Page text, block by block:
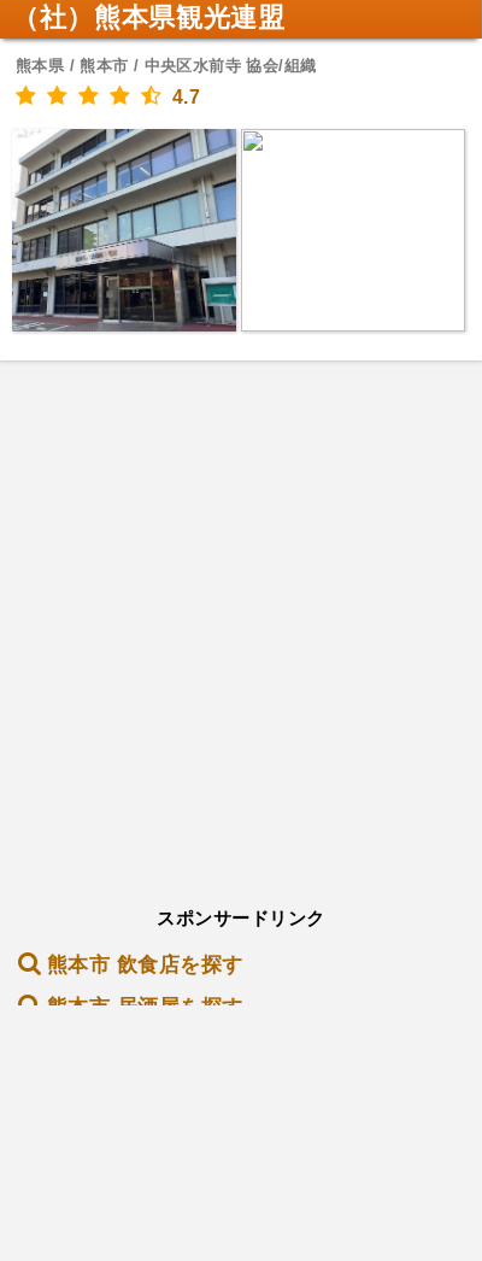
（社）熊本県観光連盟
熊本県 / 熊本市 / 中央区水前寺 協会/組織
4.7
スポンサードリンク
熊本市 飲食店を探す
熊本市 居酒屋を探す